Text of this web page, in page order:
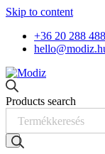
Skip to content
+36 20 288
Products search